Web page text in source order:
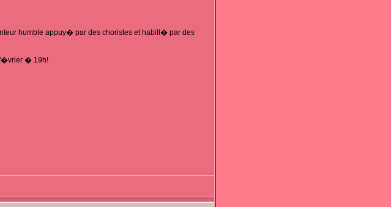
humble appuy� par des choristes et habill� par des
f�vrier � 19h!